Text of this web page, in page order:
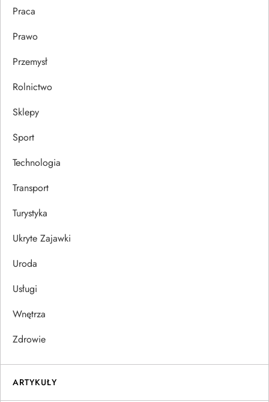
Praca
Prawo
Przemysł
Rolnictwo
Sklepy
Sport
Technologia
Transport
Turystyka
Ukryte Zajawki
Uroda
Usługi
Wnętrza
Zdrowie
ARTYKUŁY